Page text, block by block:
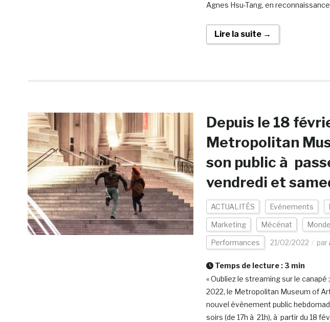
Agnes Hsu-Tang, en
Lire la suite →
Depuis le 18
Metropolitan
son public à
vendredi et
ACTUALITÉS Evénements
Marketing Mécénat Monde
Performances 21/02/2022 par
Temps de lecture : 3 min
« Oubliez le streaming sur le
2022, le Metropolitan Museum of
nouvel évènement public
soirs (de 17h à 21h), à partir du 18